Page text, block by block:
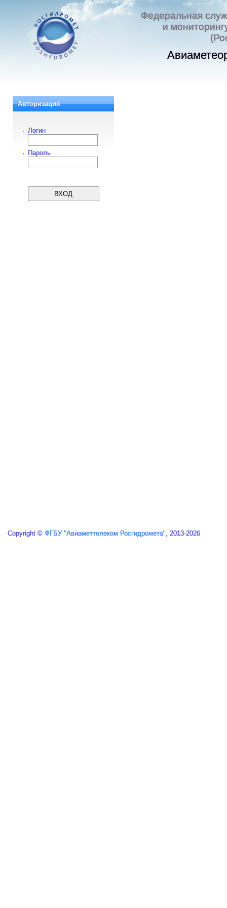
Федеральная
и
Авторизация
Логин
Пароль
Copyright © ФГБУ "Авиаметтелеком Росгидромета", 2013-2026